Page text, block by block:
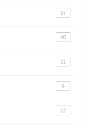
37
40
21
6
12